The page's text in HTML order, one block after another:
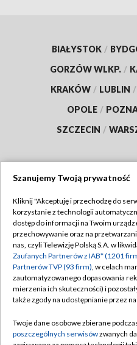
BIAŁYSTOK /
GORZÓW WLKP. /
KRAKÓW / LUBLIN /
OPOLE /
SZCZECIN /
Abonament TVP
Emisja w TVP
Centrum informacji TVP
Naziemna Telewizja
Rada Programowa
Polityka
Szanujemy Twoją prywatność
Kliknij "Akceptuję i przechodzę do
korzystanie z technologii
dostęp do informacji na Twoim
przechowywanie oraz na
nas, czyli Telewizję Polską S.A. w
Zaufanych Partnerów z IAB* (1201
Partnerów TVP (93 firm), w celach
zautomatyzowanego dopasowania
mierzenia ich skuteczności) i
także zgody na udostępnianie przez
Twoje dane osobowe zbierane
poszczególnych serwisówzwanych